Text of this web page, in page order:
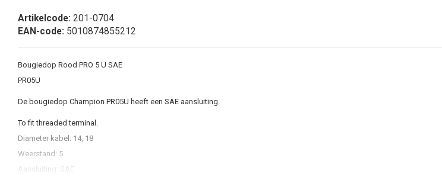
Artikelcode: 201-0704
EAN-code: 5010874855212
Bougiedop Rood PRO 5 U SAE
PR05U
De bougiedop Champion PR05U heeft een SAE aansluiting.
To fit threaded terminal.
Diameter kabel: 14, 18
Weerstand: 5
Aansluiting: SAE